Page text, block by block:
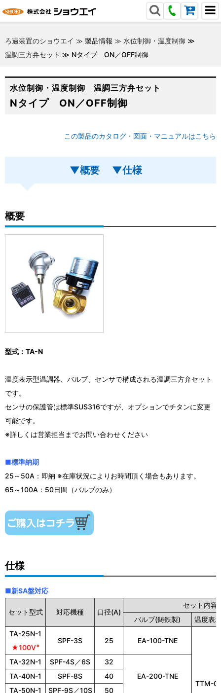
ろ過装置のショウエイ ≫ 製品情報 ≫ 水位制御・温度制御 ≫
温調三方弁セット ≫ Nタイプ ON／OFF制御
水位制御・温度制御 温調三方弁セット
Nタイプ ON／OFF制御
この製品のカタログ・図面・マニュアルはこちら
▼概要 ▼仕様
概要
型式：TA-N
温度表示型温調器、バルブ、センサで構成される温調三方弁セット
です。
センサの保護管は標準SUS316ですが、オプションでチタンに変更
可能です。
※詳しくは営業担当までお問い合わせください
■標準納期
25～50A：即納 ※在庫状況によりお時間頂く場合もあります。
65～100A：50日間（バルブのみ）
仕様
■新SA盤対応
セット型式 対応機種 口径(A)
セット内容
バルブ(鋳鉄製)
温度表
TA-25N-1
★100V※
SPF-3S 25 EA-100-TNE
TTM-
TA-32N-1 SPF-4S／6S
32
EA-200-TNE
TA-40N-1 SPF-8S
40
TA-50N-1
SPF-9S／10S
50